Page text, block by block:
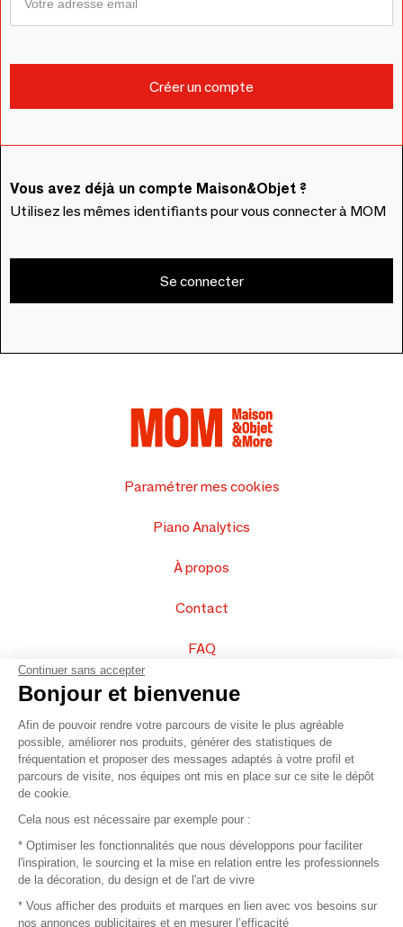
Vous avez déjà un compte Maison&Objet ?
Utilisez les mêmes identifiants pour vous connecter à MOM
Se connecter
Paramétrer mes cookies
Piano Analytics
À propos
Contact
FAQ
Vendez vos produits
Plan du site
© 2016 –Organisation SAFI
Recrutement
Continuer sans accepter
Bonjour et bienvenue
Afin de pouvoir rendre votre parcours de visite le plus agréable
possible, améliorer nos produits, générer des statistiques de
fréquentation et proposer des messages adaptés à votre profil et
parcours de visite, nos équipes ont mis en place sur ce site le dépôt
de cookie.
Cela nous est nécessaire par exemple pour :
* Optimiser les fonctionnalités que nous développons pour faciliter
l'inspiration, le sourcing et la mise en relation entre les professionnels
de la décoration, du design et de l'art de vivre
* Vous afficher des produits et marques en lien avec vos besoins sur
nos annonces publicitaires et en mesurer l’efficacité